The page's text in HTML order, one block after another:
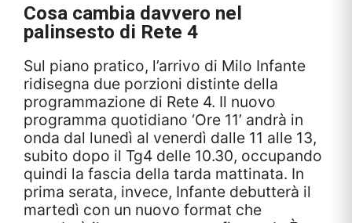
Cosa cambia davvero nel
palinsesto di Rete 4
Sul piano pratico, l’arrivo di Milo Infante
ridisegna due porzioni distinte della
programmazione di Rete 4. Il nuovo
programma quotidiano ‘Ore 11’ andrà in
onda dal lunedì al venerdì dalle 11 alle 13,
subito dopo il Tg4 delle 10.30, occupando
quindi la fascia della tarda mattinata. In
prima serata, invece, Infante debutterà il
martedì con un nuovo format che